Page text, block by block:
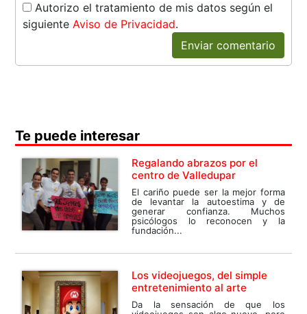
Autorizo el tratamiento de mis datos según el
siguienteAviso de Privacidad.
Enviar comentario
Te puede interesar
Regalando abrazos por el
centro de Valledupar
El cariño puede ser la mejor forma
de levantar la autoestima y de
generar confianza. Muchos
psicólogos lo reconocen y la
fundación...
Los videojuegos, del simple
entretenimiento al arte
Da la sensación de que los